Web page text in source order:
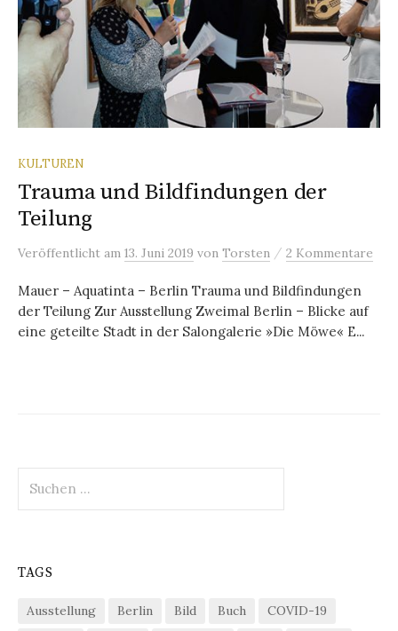
KULTUREN
Trauma und Bildfindungen der
Teilung
Veröffentlicht am 13. Juni 2019 von Torsten / 2 Kommentare
Mauer – Aquatinta – Berlin Trauma und Bildfindungen
der Teilung Zur Ausstellung Zweimal Berlin – Blicke auf
eine geteilte Stadt in der Salongalerie »Die Möwe« E...
nach:
TAGS
Ausstellung Berlin Bild Buch
COVID-19